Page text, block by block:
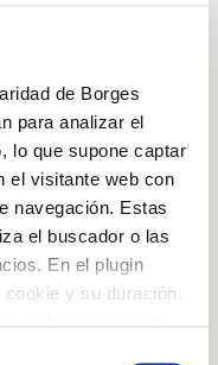
de Borges
para analizar el
lo que supone captar
el visitante web con
navegación. Estas
el buscador o las
En el plugin
y su duración.